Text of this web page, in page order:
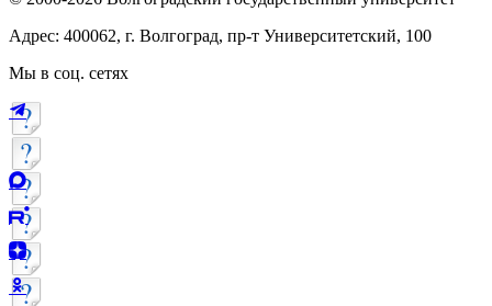
Адрес: 400062, г. Волгоград, пр-т Университетский, 100
Мы в соц. сетях